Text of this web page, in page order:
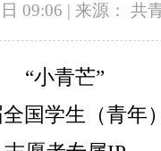
09:06 | 来源： 共
“小青芒”
国学生（青年